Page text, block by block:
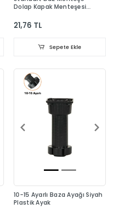
Dolap Kapak Menteşesi
21,76 TL
Sepete Ekle
10-15 Ayarlı Baza Ayağı Siyah
Plastik Ayak